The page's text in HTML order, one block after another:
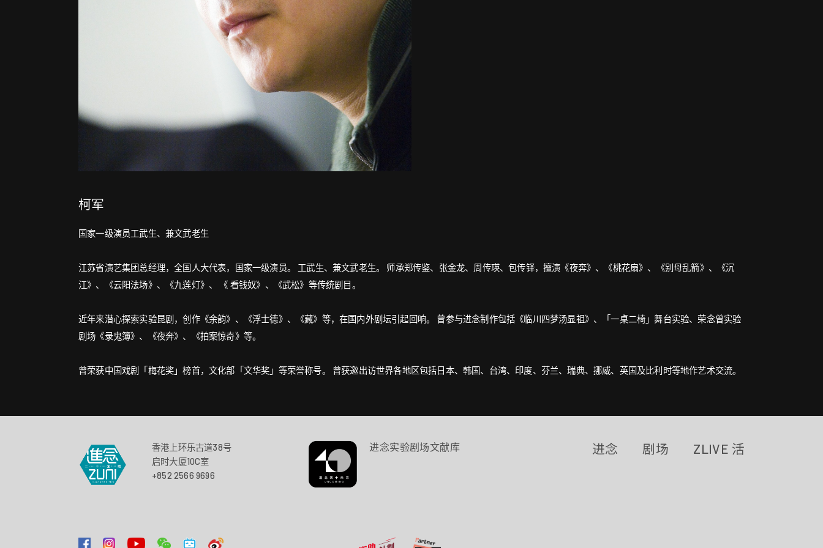
柯军
国家一级演员工武生、兼文武老生
江苏省演艺集团总经理，全国人大代表，国家一级演员。 工武生、兼文武老生。 师承郑传鉴、张金龙、周传瑛、包传铎，擅演《夜奔》、《桃花扇》、《别母乱箭》、《沉
江》、《云阳法场》、《九莲灯》、 《 看钱奴》、《武松》等传统剧目。
近年来潜心探索实验昆剧，创作《余韵》、《浮士德》、《藏》等，在国内外剧坛引起回响。 曾参与进念制作包括《临川四梦汤显祖》、「一桌二椅」舞台实验、荣念曾实验
剧场《录鬼簿》、《夜奔》、《拍案惊奇》等。
曾荣获中国戏剧「梅花奖」榜首，文化部「文华奖」等荣誉称号。 曾获邀出访世界各地区包括日本、韩国、台湾、印度、芬兰、瑞典、挪威、英国及比利时等地作艺术交流。
香港上环乐古道38号
启时大厦10C室
+852 2566 9696
进念实验剧场文献库 进念 剧场 ZLIVE 活